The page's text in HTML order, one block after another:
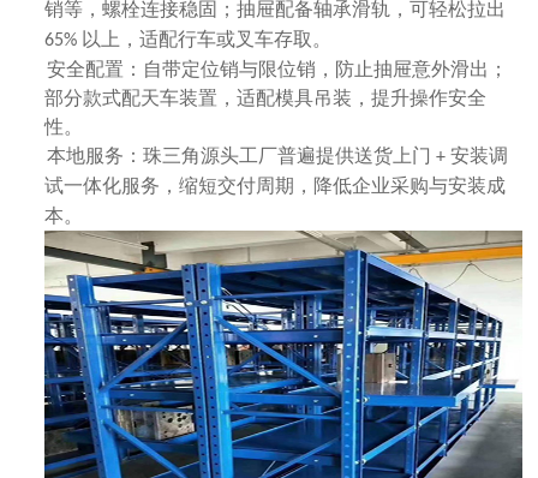
销等，螺栓连接稳固；抽屉配备轴承滑轨，可轻松拉出
65% 以上，适配行车或叉车存取。
安全配置：自带定位销与限位销，防止抽屉意外滑出；
部分款式配天车装置，适配模具吊装，提升操作安全
性。
本地服务：珠三角源头工厂普遍提供送货上门 +安装调
试一体化服务，缩短交付周期，降低企业采购与安装成
本。